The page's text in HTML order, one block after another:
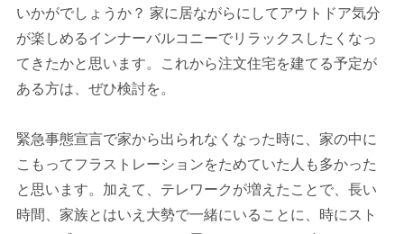
いかがでしょうか？ 家に居ながらにしてアウトドア気分
が楽しめるインナーバルコニーでリラックスしたくなっ
てきたかと思います。これから注文住宅を建てる予定が
ある方は、ぜひ検討を。
緊急事態宣言で家から出られなくなった時に、家の中に
こもってフラストレーションをためていた人も多かった
と思います。加えて、テレワークが増えたことで、長い
時間、家族とはいえ大勢で一緒にいることに、時にスト